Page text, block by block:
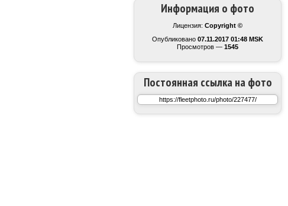
Информация о фото
Лицензия: Copyright ©
Опубликовано 07.11.2017 01:48 MSK
Просмотров — 1545
Постоянная ссылка на фото